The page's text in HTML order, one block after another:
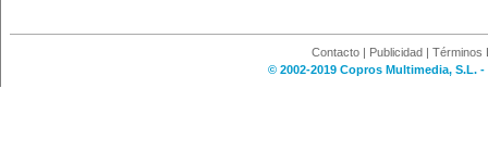
Contacto | Publicidad | Términos
© 2002-2019 Copros Multimedia, S.L.